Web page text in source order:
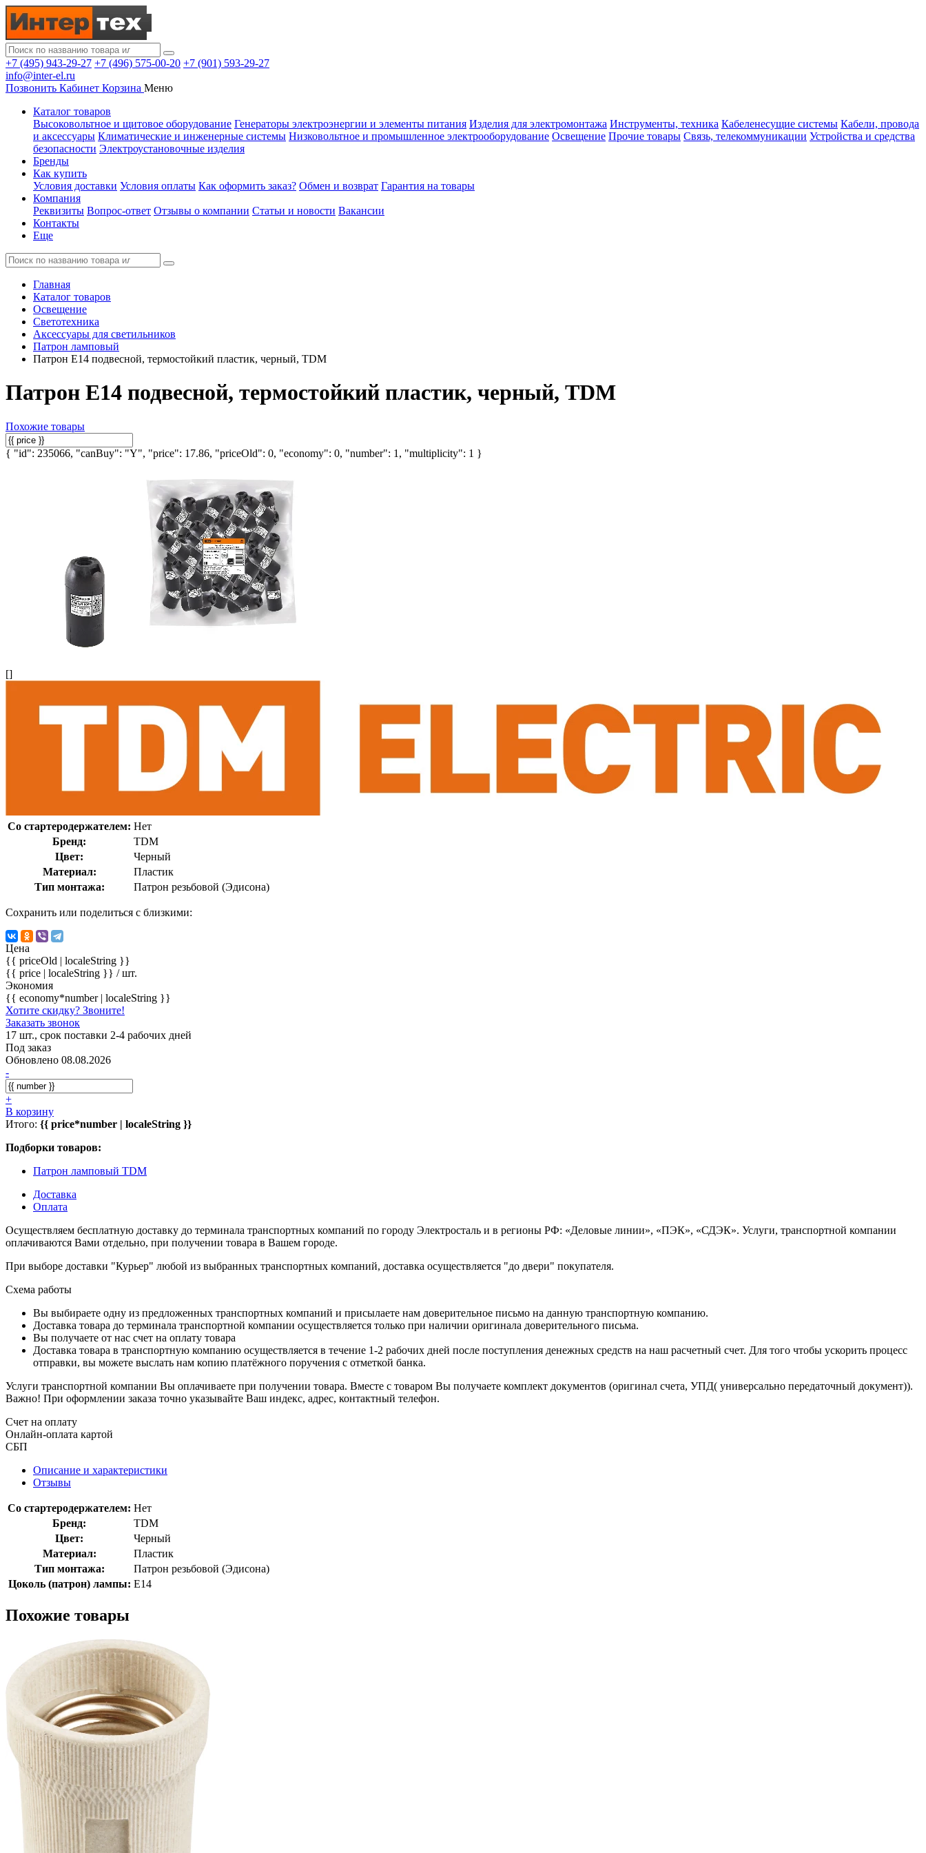
+7 (495) 943-29-27 +7 (496) 575-00-20 +7 (901) 593-29-27
info@inter-el.ru
Позвонить Кабинет Корзина Меню
Каталог товаров
Высоковольтное и щитовое оборудование Генераторы электроэнергии и элементы питания Изделия для электромонтажа Инструменты, техника Кабеленесущие системы Кабели, провода
и аксессуары Климатические и инженерные системы Низковольтное и промышленное электрооборудование Освещение Прочие товары Связь, телекоммуникации Устройства и средства
безопасности Электроустановочные изделия
Бренды
Как купить
Условия доставки Условия оплаты Как оформить заказ? Обмен и возврат Гарантия на товары
Компания
Реквизиты Вопрос-ответ Отзывы о компании Статьи и новости Вакансии
Контакты
Еще
Главная
Каталог товаров
Освещение
Светотехника
Аксессуары для светильников
Патрон ламповый
Патрон Е14 подвесной, термостойкий пластик, черный, TDM
Патрон Е14 подвесной, термостойкий пластик, черный, TDM
Похожие товары
{ "id": 235066, "canBuy": "Y", "price": 17.86, "priceOld": 0, "economy": 0, "number": 1, "multiplicity": 1 }
[]
Со стартеродержателем: Нет
Бренд:
TDM
Цвет:
Черный
Материал:
Пластик
Тип монтажа:
Патрон резьбовой (Эдисона)
Сохранить или поделиться с близкими:
Цена
{{ priceOld | localeString }}
{{ price | localeString }} / шт.
Экономия
{{ economy*number | localeString }}
Хотите скидку? Звоните!
Заказать звонок
17 шт., срок поставки 2-4 рабочих дней
Под заказ
Обновлено 08.08.2026
-
+
В корзину
Итого: {{ price*number | localeString }}
Подборки товаров:
Патрон ламповый TDM
Доставка
Оплата
Осуществляем бесплатную доставку до терминала транспортных компаний по городу Электросталь и в регионы РФ: «Деловые линии», «ПЭК», «СДЭК». Услуги, транспортной компании
оплачиваются Вами отдельно, при получении товара в Вашем городе.
При выборе доставки "Курьер" любой из выбранных транспортных компаний, доставка осуществляется "до двери" покупателя.
Схема работы
Вы выбираете одну из предложенных транспортных компаний и присылаете нам доверительное письмо на данную транспортную компанию.
Доставка товара до терминала транспортной компании осуществляется только при наличии оригинала доверительного письма.
Вы получаете от нас счет на оплату товара
Доставка товара в транспортную компанию осуществляется в течение 1-2 рабочих дней после поступления денежных средств на наш расчетный счет. Для того чтобы ускорить процесс
отправки, вы можете выслать нам копию платёжного поручения с отметкой банка.
Услуги транспортной компании Вы оплачиваете при получении товара. Вместе с товаром Вы получаете комплект документов (оригинал счета, УПД( универсально передаточный документ)).
Важно! При оформлении заказа точно указывайте Ваш индекс, адрес, контактный телефон.
Счет на оплату
Онлайн-оплата картой
СБП
Описание и характеристики
Отзывы
Со стартеродержателем: Нет
Бренд:
TDM
Цвет:
Черный
Материал:
Пластик
Тип монтажа:
Патрон резьбовой (Эдисона)
Цоколь (патрон) лампы: E14
Похожие товары